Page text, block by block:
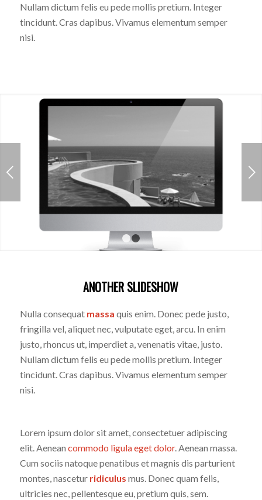
Nullam dictum felis eu pede mollis pretium. Integer
tincidunt. Cras dapibus. Vivamus elementum semper
nisi.
Next
ANOTHER SLIDESHOW
Nulla consequat massa quis enim. Donec pede justo,
fringilla vel, aliquet nec, vulputate eget, arcu. In enim
justo, rhoncus ut, imperdiet a, venenatis vitae, justo.
Nullam dictum felis eu pede mollis pretium. Integer
tincidunt. Cras dapibus. Vivamus elementum semper
nisi.
Lorem ipsum dolor sit amet, consectetuer adipiscing
elit. Aenean commodo ligula eget dolor. Aenean massa.
Cum sociis natoque penatibus et magnis dis parturient
montes, nascetur ridiculus mus. Donec quam felis,
ultricies nec, pellentesque eu, pretium quis, sem.